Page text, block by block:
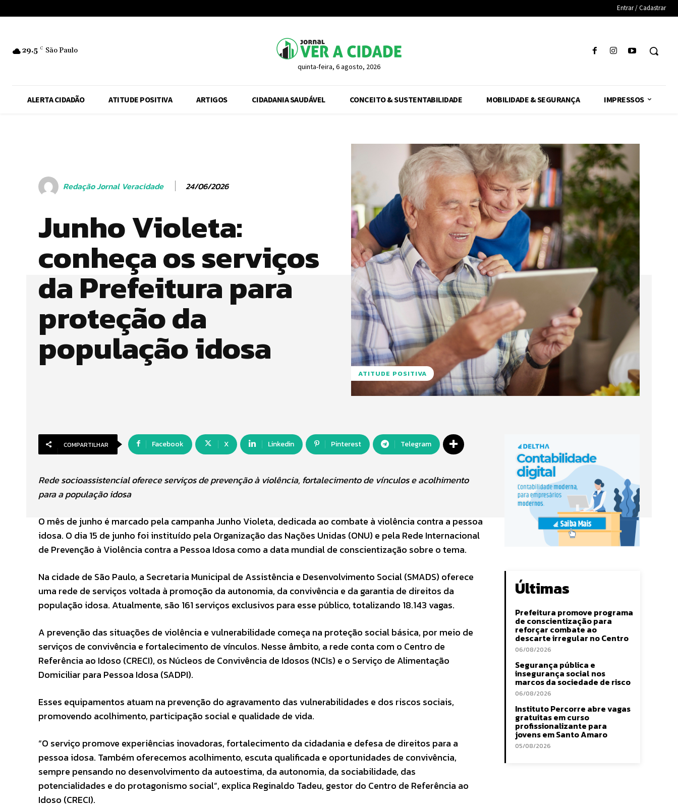
Entrar / Cadastrar
29.5 C São Paulo
quinta-feira, 6 agosto, 2026
ALERTA CIDADÃO ATITUDE POSITIVA ARTIGOS CIDADANIA SAUDÁVEL CONCEITO & SUSTENTABILIDADE MOBILIDADE & SEGURANÇA IMPRESSOS
Redação Jornal Veracidade 24/06/2026
Junho Violeta:
conheça os serviços
da Prefeitura para
proteção da
população idosa
ATITUDE POSITIVA
COMPARTILHAR Facebook X Linkedin Pinterest Telegram
Rede socioassistencial oferece serviços de prevenção à violência, fortalecimento de vínculos e acolhimento
para a população idosa
O mês de junho é marcado pela campanha Junho Violeta, dedicada ao combate à violência contra a pessoa
idosa. O dia 15 de junho foi instituído pela Organização das Nações Unidas (ONU) e pela Rede Internacional
de Prevenção à Violência contra a Pessoa Idosa como a data mundial de conscientização sobre o tema.
Na cidade de São Paulo, a Secretaria Municipal de Assistência e Desenvolvimento Social (SMADS) oferece
uma rede de serviços voltada à promoção da autonomia, da convivência e da garantia de direitos da
população idosa. Atualmente, são 161 serviços exclusivos para esse público, totalizando 18.143 vagas.
A prevenção das situações de violência e vulnerabilidade começa na proteção social básica, por meio de
serviços de convivência e fortalecimento de vínculos. Nesse âmbito, a rede conta com o Centro de
Referência ao Idoso (CRECI), os Núcleos de Convivência de Idosos (NCIs) e o Serviço de Alimentação
Domiciliar para Pessoa Idosa (SADPI).
Esses equipamentos atuam na prevenção do agravamento das vulnerabilidades e dos riscos sociais,
promovendo acolhimento, participação social e qualidade de vida.
“O serviço promove experiências inovadoras, fortalecimento da cidadania e defesa de direitos para a
pessoa idosa. Também oferecemos acolhimento, escuta qualificada e oportunidades de convivência,
sempre pensando no desenvolvimento da autoestima, da autonomia, da sociabilidade, das
potencialidades e do protagonismo social”, explica Reginaldo Tadeu, gestor do Centro de Referência ao
Idoso (CRECI).
Últimas
Prefeitura promove programa
de conscientização para
reforçar combate ao
descarte irregular no Centro
06/08/2026
Segurança pública e
insegurança social nos
marcos da sociedade de risco
06/08/2026
Instituto Percorre abre vagas
gratuitas em curso
profissionalizante para
jovens em Santo Amaro
05/08/2026